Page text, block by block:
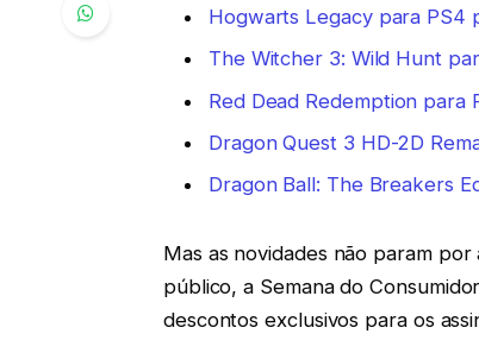
Hogwarts Legacy para PS4
The Witcher 3: Wild Hunt
Red Dead Redemption para
Dragon Quest 3 HD-2D
Dragon Ball: The Breakers
Mas as novidades não param
público, a Semana do
descontos exclusivos para os